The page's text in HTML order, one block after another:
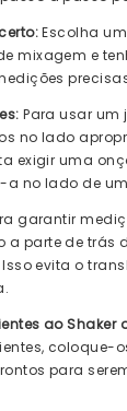
Escolha
mixagem e
Para usar um
no lado
exigir uma
a no lado de
garantir
a parte de trás
evita o
ao Shaker
coloque-
para